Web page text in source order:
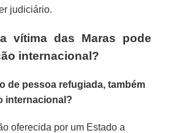
judiciário.
vítima das Maras pode
internacional?
de pessoa refugiada, também
internacional?
oferecida por um Estado a